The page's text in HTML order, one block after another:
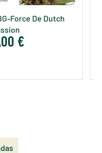
Force De Dutch
€